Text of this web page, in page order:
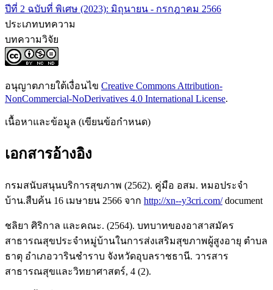
ปีที่ 2 ฉบับที่ พิเศษ (2023): มิถุนายน - กรกฎาคม 2566
ประเภทบทความ
บทความวิจัย
อนุญาตภายใต้เงื่อนไข Creative Commons Attribution-
NonCommercial-NoDerivatives 4.0 International License.
เนื้อหาและข้อมูล (เขียนข้อกำหนด)
เอกสารอ้างอิง
กรมสนับสนุนบริการสุขภาพ (2562). คู่มือ อสม. หมอประจำ
บ้าน.สืบค้น 16 เมษายน 2566 จาก http://xn--y3cri.com/document
ชลิยา ศิริกาล และคณะ. (2564). บทบาทของอาสาสมัคร
สาธารณสุขประจำหมู่บ้านในการส่งเสริมสุขภาพผู้สูงอายุ ตำบล
ธาตุ อำเภอวารินชำราบ จังหวัดอุบลราชธานี. วารสาร
สาธารณสุขและวิทยาศาสตร์, 4 (2).